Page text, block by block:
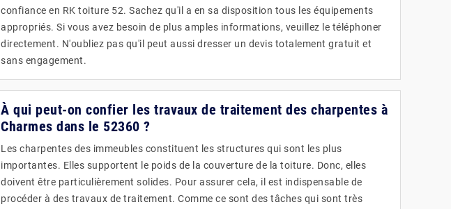
confiance en RK toiture 52. Sachez qu'il a en sa disposition tous les équipements
appropriés. Si vous avez besoin de plus amples informations, veuillez le téléphoner
directement. N'oubliez pas qu'il peut aussi dresser un devis totalement gratuit et
sans engagement.
À qui peut-on confier les travaux de traitement des charpentes à
Charmes dans le 52360 ?
Les charpentes des immeubles constituent les structures qui sont les plus
importantes. Elles supportent le poids de la couverture de la toiture. Donc, elles
doivent être particulièrement solides. Pour assurer cela, il est indispensable de
procéder à des travaux de traitement. Comme ce sont des tâches qui sont très